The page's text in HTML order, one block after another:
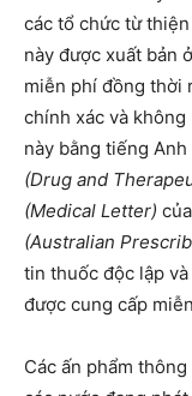
các tổ chức từ
này được xuất bản
miễn phí đồng thời
chính xác và
này bằng tiếng Anh
(Drug and
(Medical Letter)
(Australian
tin thuốc độc lập
được cung cấp
Các ấn phẩm